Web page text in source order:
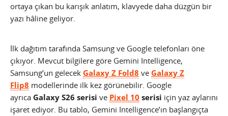
ortaya çıkan bu karışık anlatım, klavyede daha düzgün bir
yazı hâline geliyor.
İlk dağıtım tarafında Samsung ve Google telefonları öne
çıkıyor. Mevcut bilgilere göre Gemini Intelligence,
Samsung’un gelecek Galaxy Z Fold8 ve Galaxy Z
Flip8 modellerinde ilk kez görünebilir. Google
ayrıca Galaxy S26 serisi ve Pixel 10 serisi için yaz aylarını
işaret ediyor. Bu tablo, Gemini Intelligence’ın başlangıçta